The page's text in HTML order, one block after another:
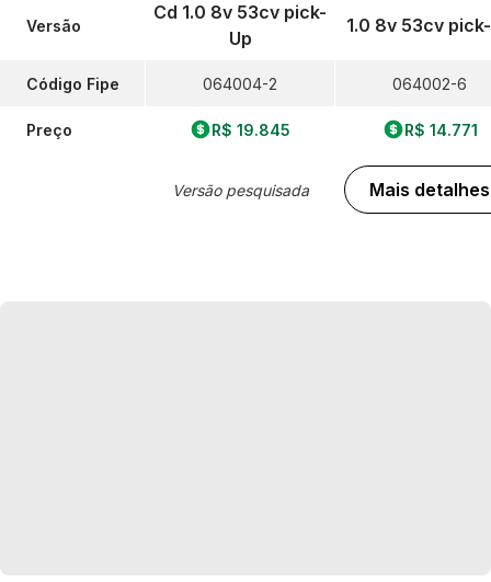
Versão
Código Fipe
Preço
Cd 1.0 8v 53cv pick-
Up
064004-2
R$ 19.845
Versão pesquisada
1.0 8v 53cv
064002-6
R$ 14.771
Mais detalhes